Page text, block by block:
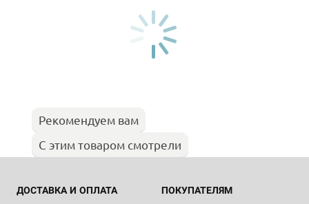
Рекомендуем вам
С этим товаром смотрели
ДОСТАВКА И ОПЛАТА ПОКУПАТЕЛЯМ